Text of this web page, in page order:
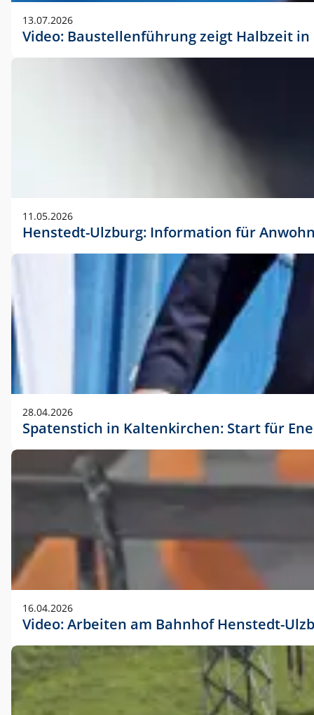
13.07.2026
Video: Baustellenführung zeigt Halbzeit
11.05.2026
Henstedt-Ulzburg: Information für
28.04.2026
Spatenstich in Kaltenkirchen: Start für
16.04.2026
Video: Arbeiten am Bahnhof Henstedt-